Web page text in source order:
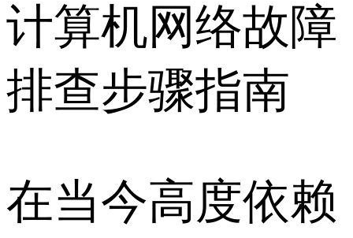
计算机网络故障
排查步骤指南
在当今高度依赖